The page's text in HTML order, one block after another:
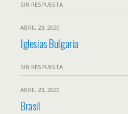
SIN RESPUESTA
ABRIL 23, 2020
Iglesias Bulgaria
SIN RESPUESTA
ABRIL 23, 2020
Brasil